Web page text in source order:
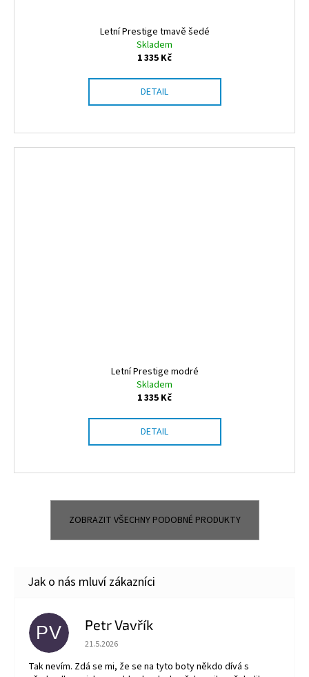
Letní Prestige tmavě šedé
Skladem
1 335 Kč
DETAIL
Letní Prestige modré
Skladem
1 335 Kč
DETAIL
ZOBRAZIT VŠECHNY PODOBNÉ PRODUKTY
PV Petr Vavřík
Hodnocení obchodu je 5 z 5 hvězdiček.
21.5.2026
Tak nevím. Zdá se mi, že se na tyto boty někdo dívá s